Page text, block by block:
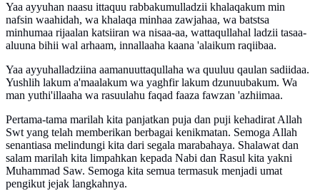
Yaa ayyuhan naasu ittaquu rabbakumulladzii khalaqakum min
nafsin waahidah, wa khalaqa minhaa zawjahaa, wa batstsa
minhumaa rijaalan katsiiran wa nisaa-aa, wattaqullahal ladzii tasaa-
aluuna bihii wal arhaam, innallaaha kaana 'alaikum raqiibaa.
Yaa ayyuhalladziina aamanuuttaqullaha wa quuluu qaulan sadiidaa.
Yushlih lakum a'maalakum wa yaghfir lakum dzunuubakum. Wa
man yuthi'illaaha wa rasuulahu faqad faaza fawzan 'azhiimaa.
Pertama-tama marilah kita panjatkan puja dan puji kehadirat Allah
Swt yang telah memberikan berbagai kenikmatan. Semoga Allah
senantiasa melindungi kita dari segala marabahaya. Shalawat dan
salam marilah kita limpahkan kepada Nabi dan Rasul kita yakni
Muhammad Saw. Semoga kita semua termasuk menjadi umat
pengikut jejak langkahnya.